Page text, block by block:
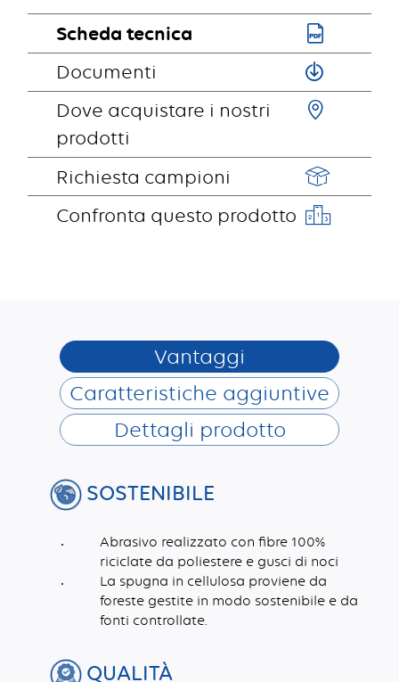
Scheda tecnica
Documenti
Dove acquistare i nostri
prodotti
Richiesta campioni
Confronta questo prodotto
Vantaggi
Caratteristiche aggiuntive
Dettagli prodotto
SOSTENIBILE
Abrasivo realizzato con fibre 100%
riciclate da poliestere e gusci di noci
La spugna in cellulosa proviene da
foreste gestite in modo sostenibile e da
fonti controllate.
QUALITÀ